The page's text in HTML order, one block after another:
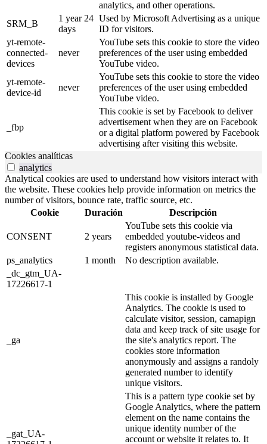
analytics, and other operations.
SRM_B
1 year 24
days
Used by Microsoft Advertising as a unique
ID for visitors.
yt-remote-
connected-
devices
never
YouTube sets this cookie to store the video
preferences of the user using embedded
YouTube video.
yt-remote-
device-id
never
YouTube sets this cookie to store the video
preferences of the user using embedded
YouTube video.
_fbp
This cookie is set by Facebook to deliver
advertisement when they are on Facebook
or a digital platform powered by Facebook
advertising after visiting this website.
Cookies analíticas
analytics
Analytical cookies are used to understand how visitors interact with
the website. These cookies help provide information on metrics the
number of visitors, bounce rate, traffic source, etc.
Cookie
Duración Descripción
CONSENT 2 years
YouTube sets this cookie via
embedded youtube-videos and
registers anonymous statistical data.
ps_analytics
1 month
No description available.
_dc_gtm_UA-
17226617-1
_ga
This cookie is installed by Google
Analytics. The cookie is used to
calculate visitor, session, camapign
data and keep track of site usage for
the site's analytics report. The
cookies store information
anonymously and assigns a randoly
generated number to identify
unique visitors.
_gat_UA-
This is a pattern type cookie set by
Google Analytics, where the pattern
element on the name contains the
unique identity number of the
account or website it relates to. It